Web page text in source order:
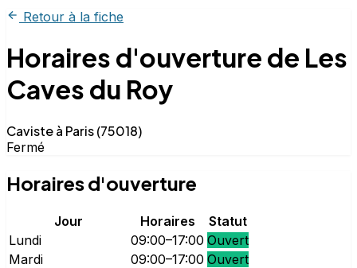
Retour à la fiche
Horaires d'ouverture de Les
Caves du Roy
Caviste à Paris (75018)
Fermé
Horaires d'ouverture
Jour Horaires
Statut
Lundi
09:00–17:00 Ouvert
Mardi
09:00–17:00 Ouvert